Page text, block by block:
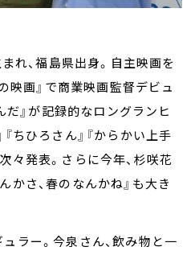
れ、福島県出身。自主映画を
映画』で商業映画監督デビュ
だ』が記録的なロングランヒ
ちひろさん』『からかい上手
々発表。さらに今年、杉咲花
かさ、春のなんかね』も大き
ラー。今泉さん、飲み物と一